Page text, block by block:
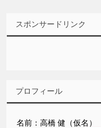
スポンサードリンク
プロフィール
名前：高橋 健（仮名）